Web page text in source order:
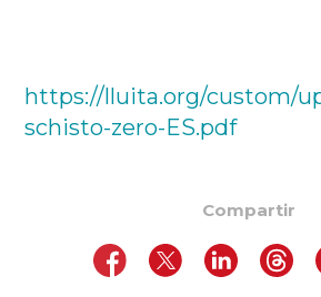
https://lluita.org/custom/
schisto-zero-ES.pdf
Compartir